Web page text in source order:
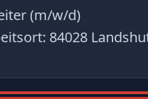
(m/w/d)
84028